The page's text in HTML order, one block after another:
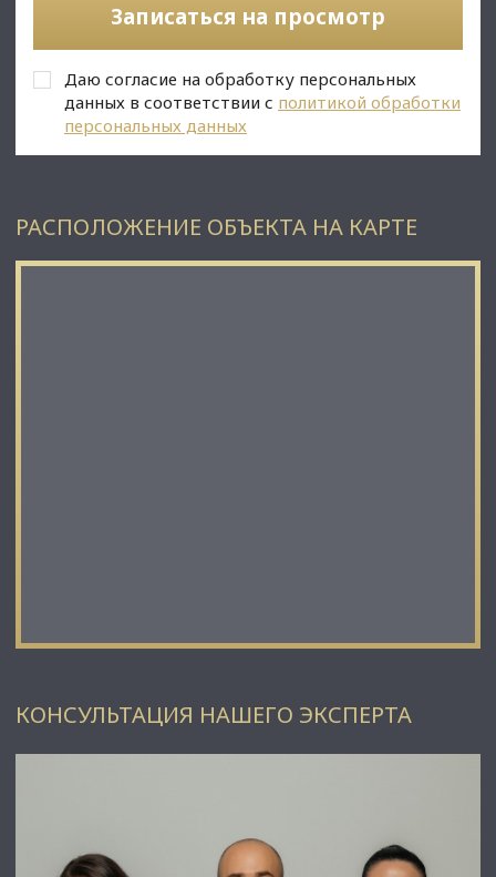
КОНСУЛЬТАЦИЯ НАШЕГО ЭКСПЕРТА
• Помещение в хорошем состоянии;
• Все коммуникации: телефонные линии, водоснабжение,
канализация, теплоснабжение;
• Юр. статус: собственность.
Записаться на просмотр
Даю согласие на обработку персональных
данных в соответствии с политикой обработки
персональных данных
РАСПОЛОЖЕНИЕ ОБЪЕКТА НА КАРТЕ